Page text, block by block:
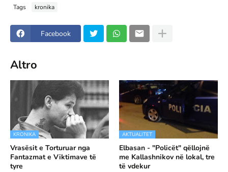
Tags kronika
Facebook
Altro
KRONIKA
Vrasësit e Torturuar nga
Fantazmat e Viktimave të
tyre
AKTUALITET
Elbasan - "Policët" qëllojnë
me Kallashnikov në lokal, tre
të vdekur